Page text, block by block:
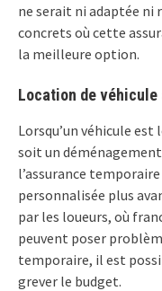
ne serait ni adaptée ni
concrets où cette
la meilleure option.
Location de
Lorsqu’un véhicule
soit un
l’assurance
personnalisée plus
par les loueurs, où
peuvent poser
temporaire, il est
grever le budget.